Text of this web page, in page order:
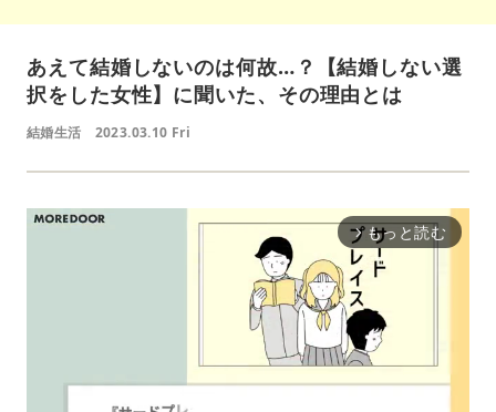
あえて結婚しないのは何故…？【結婚しない選
択をした女性】に聞いた、その理由とは
結婚生活 2023.03.10 Fri
arrow_forward_ios もっと読む